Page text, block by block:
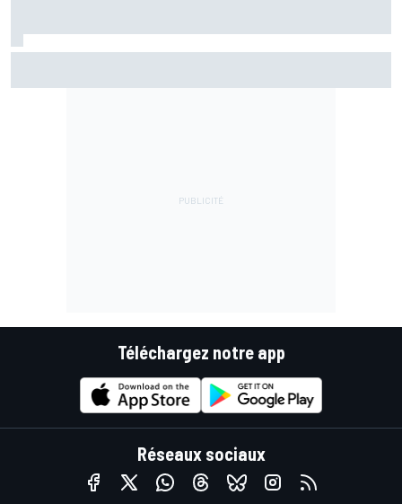
Téléchargez notre app
Réseaux sociaux